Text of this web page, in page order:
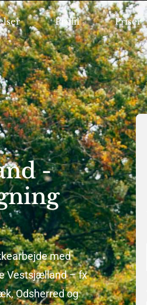
Profil Priser
-
med
Vestsjælland – fx
Odsherred og